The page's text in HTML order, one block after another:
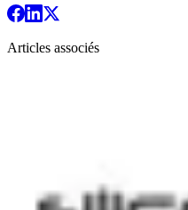
Articles associés